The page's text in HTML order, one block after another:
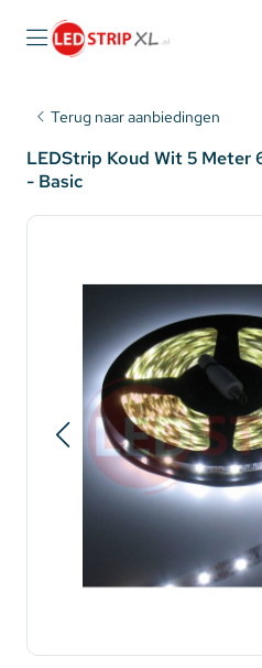
Terug naar aanbiedingen
LEDStrip Koud Wit 5 Meter
- Basic